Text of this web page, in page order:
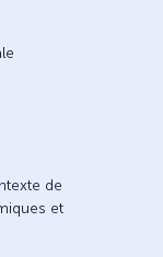
de
et